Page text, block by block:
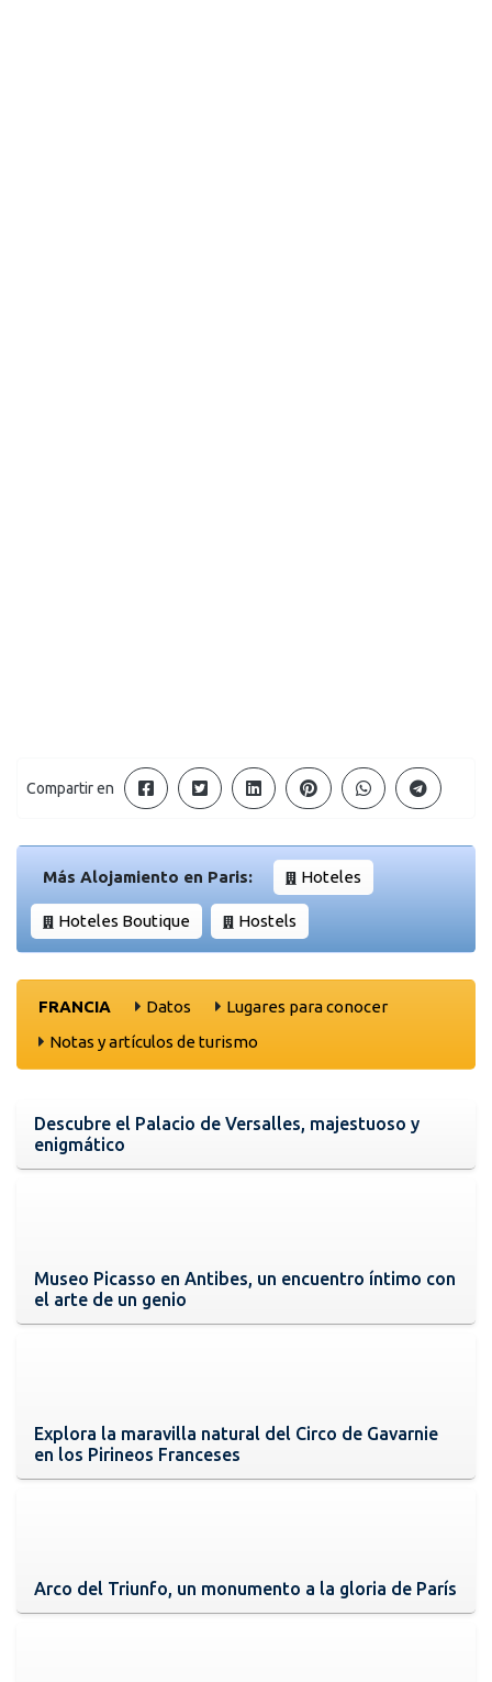
Compartir en
Más Alojamiento en Paris: Hoteles
Hoteles Boutique Hostels
FRANCIA Datos
Lugares para conocer
Notas y artículos de turismo
Descubre el Palacio de Versalles, majestuoso y
enigmático
Museo Picasso en Antibes, un encuentro íntimo con
el arte de un genio
Explora la maravilla natural del Circo de Gavarnie
en los Pirineos Franceses
Arco del Triunfo, un monumento a la gloria de París